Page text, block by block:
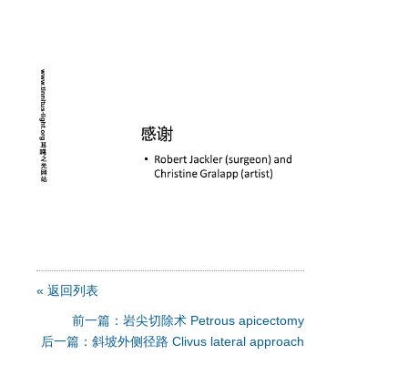
« 返回列表
前一篇：岩尖切除术 Petrous apicectomy
后一篇：斜坡外侧径路 Clivus lateral approach